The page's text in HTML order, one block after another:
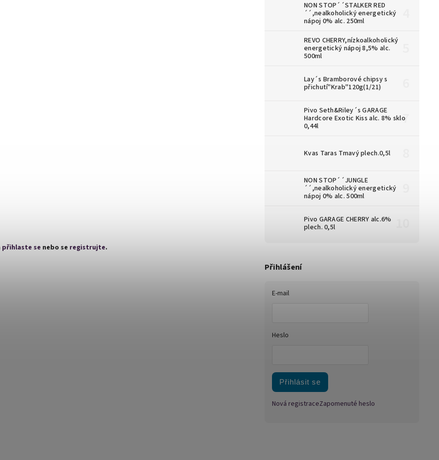
NON STOP´´STALKER RED
´´,nealkoholický energetický
nápoj 0% alc. 250ml
REVO CHERRY,nízkoalkoholický
energetický nápoj 8,5% alc.
500ml
Lay´s Bramborové chipsy s
přichutí"Krab"120g(1/21)
Pivo Seth&Riley´s GARAGE
Hardcore Exotic Kiss alc. 8% sklo
0,44l
Kvas Taras Tmavý plech.0,5l
NON STOP´´JUNGLE
´´,nealkoholický energetický
nápoj 0% alc. 500ml
Pivo GARAGE CHERRY alc.6%
plech. 0,5l
Přihlášení
E-mail
Heslo
Přihlásit se
Nová registraceZapomenuté heslo
přihlaste se nebo se registrujte.